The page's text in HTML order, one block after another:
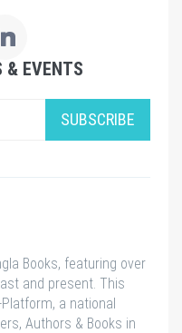
& EVENTS
SUBSCRIBE
Books, featuring over
and present. This
a national
Authors & Books in